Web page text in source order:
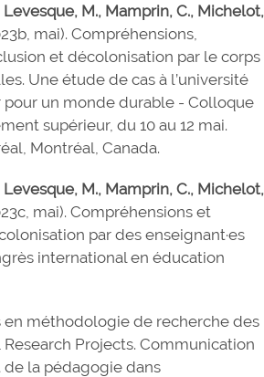
Levesque, M., Mamprin, C., Michelot,
mai). Compréhensions,
et décolonisation par le corps
Une étude de cas à l’université
pour un monde durable - Colloque
supérieur, du 10 au 12 mai.
Montréal, Canada.
Levesque, M., Mamprin, C., Michelot,
mai). Compréhensions et
par des enseignant·es
international en éducation
en méthodologie de recherche des
Projects. Communication
de la pédagogie dans